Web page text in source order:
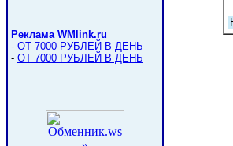
Реклама WMlink.ru
- ОТ 7000 РУБЛЕЙ В ДЕНЬ
- ОТ 7000 РУБЛЕЙ В ДЕНЬ